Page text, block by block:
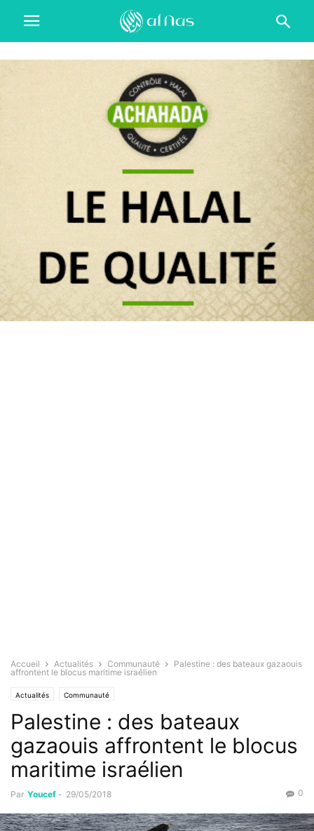
Accueil Actualités Communauté
Palestine : des bateaux gazaouis
affrontent le blocus maritime israélien
Actualités Communauté
Palestine : des bateaux
gazaouis affrontent le blocus
maritime israélien
Par Youcef - 29/05/2018 0